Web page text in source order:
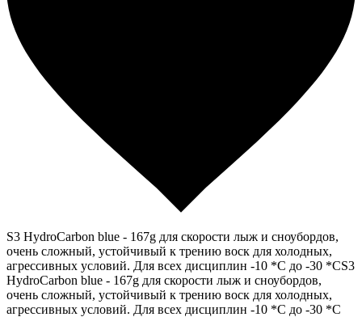
S3 HydroCarbon blue - 167g для скорости лыж и сноубордов,
очень сложный, устойчивый к трению воск для холодных,
агрессивных условий. Для всех дисциплин -10 *С до -30 *СS3
HydroCarbon blue - 167g для скорости лыж и сноубордов,
очень сложный, устойчивый к трению воск для холодных,
агрессивных условий. Для всех дисциплин -10 *С до -30 *С